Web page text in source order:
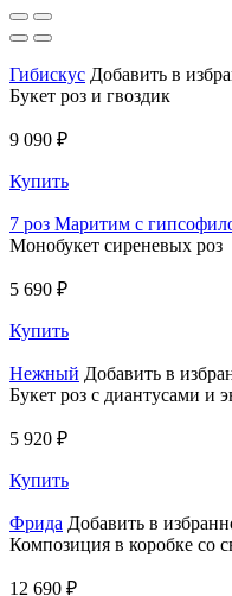
Гибискус Добавить в
Букет роз и гвоздик
9 090 ₽
Купить
7 роз Маритим с
Монобукет сиреневых роз
5 690 ₽
Купить
Нежный Добавить в
Букет роз с диантусами и
5 920 ₽
Купить
Фрида Добавить в
Композиция в коробке со
12 690 ₽